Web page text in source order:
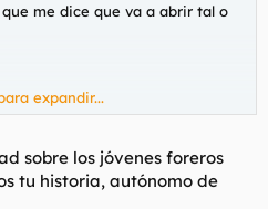
me dice que va a abrir tal o
nada!
cualquier cosa, no emprendas,
un curro aunque no sea gran
expandir...
sobre los jóvenes foreros
tu historia, autónomo de